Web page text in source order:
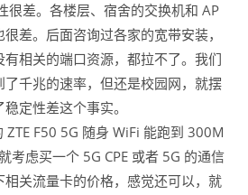
很差。各楼层、宿舍的交换机和 AP
差。后面咨询过各家的宽带安装，
相关的端口资源，都拉不了。我们
千兆的速率，但还是校园网，就摆
稳定性差这个事实。
ZTE F50 5G 随身 WiFi 能跑到 300M
考虑买一个 5G CPE 或者 5G 的通信
关流量卡的价格，感觉还可以，就